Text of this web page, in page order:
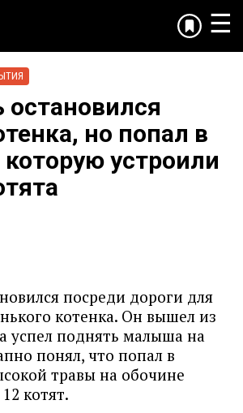
☰
остановился
но попал в
устроили
посреди дороги для
котенка. Он вышел из
успел поднять малыша на
понял, что попал в
травы на обочине
котят.